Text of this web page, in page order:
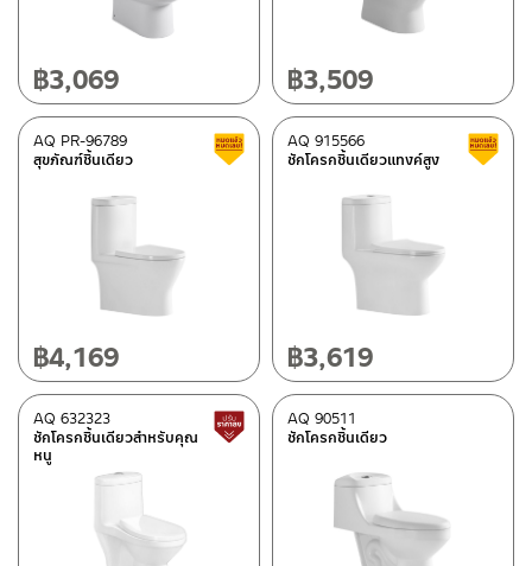
฿3,069 ฿3,509
สุขภัณฑ์ชิ้นเดียว
AQ PR-96789 สินค้าลดราคา เคลียร์สต็อก
฿4,169
ชักโครกชิ้นเดียวแทงค์สูง
AQ 915566
฿3,619
ชักโครกชิ้นเดียวสำหรับคุณ
หนู
AQ 632323 สินค้าปรับราคาลดลง
ชักโครกชิ้นเดียว
AQ 90511